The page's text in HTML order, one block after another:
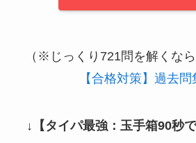
（※じっくり721問を解くな
【合格対策】過去問
↓ 【タイパ最強：玉手箱90秒